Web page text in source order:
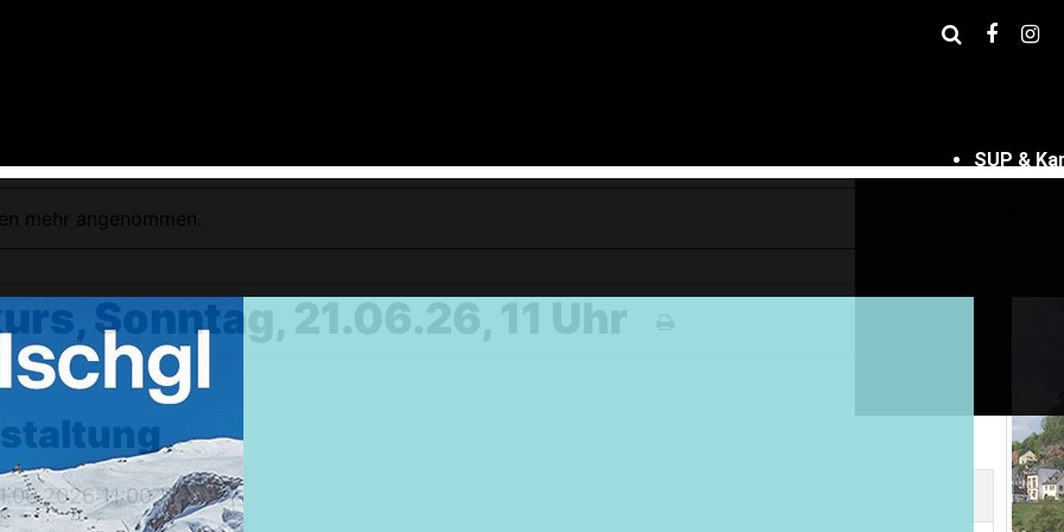
Weekendtrips
Ischgl: Closing 4 Tagestour
Ski & Snowboardservice
Infos Service
Service buchen
SUP &
mehr angenommen.
Sonntag, 21.06.26, 11 Uhr
11:00